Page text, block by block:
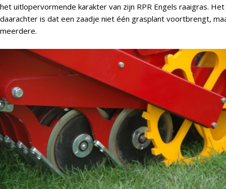
het uitlopervormende karakter van zijn RPR Engels raaigras.
daarachter is dat een zaadje niet één grasplant voortbrengt,
meerdere.